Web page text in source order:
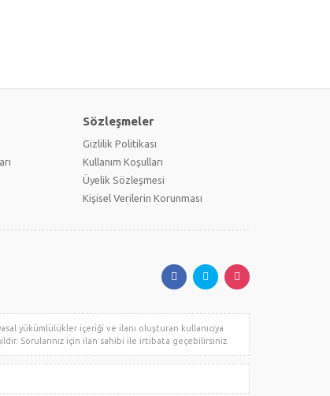
Sözleşmeler
Gizlilik Politikası
Kullanım Koşulları
Üyelik Sözleşmesi
Kişisel Verilerin Korunması
yükümlülükler içeriği ve ilanı oluşturan kullanıcıya
Sorularınız için ilan sahibi ile irtibata geçebilirsiniz.